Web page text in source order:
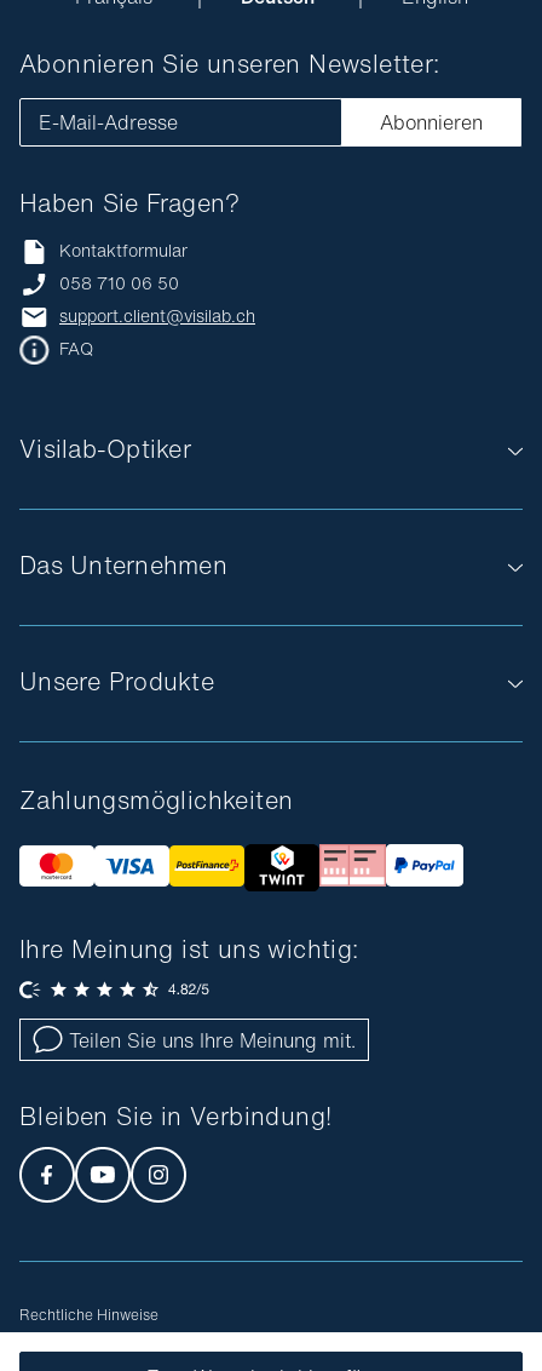
Das Unternehmen
Unsere Produkte
Visilab-Optiker
Haben Sie Fragen?
Kontaktformular
058 710 06 50
support.client@visilab.ch
FAQ
Abonnieren Sie unseren Newsletter:
E-Mail-Adresse Abonnieren
Zahlungsmöglichkeiten
Ihre Meinung ist uns wichtig:
Teilen Sie uns Ihre Meinung mit.
Bleiben Sie in Verbindung!
Rechtliche Hinweise